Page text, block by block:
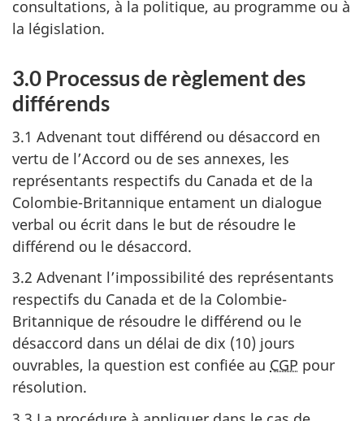
consultations, à la politique, au programme ou à
la législation.
3.0 Processus de règlement des
différends
3.1 Advenant tout différend ou désaccord en
vertu de l’Accord ou de ses annexes, les
représentants respectifs du Canada et de la
Colombie-Britannique entament un dialogue
verbal ou écrit dans le but de résoudre le
différend ou le désaccord.
3.2 Advenant l’impossibilité des représentants
respectifs du Canada et de la Colombie-
Britannique de résoudre le différend ou le
désaccord dans un délai de dix (10) jours
ouvrables, la question est confiée au CGP pour
résolution.